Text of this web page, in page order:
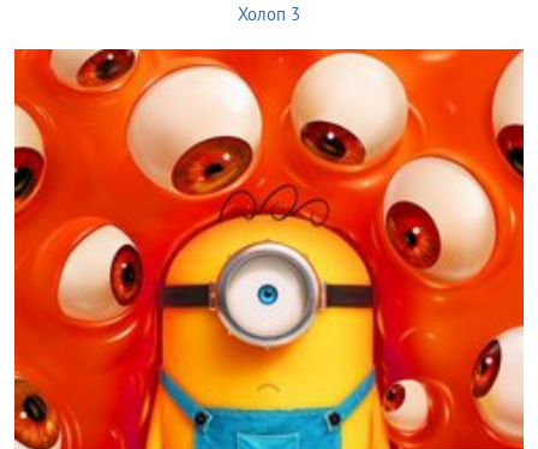
Холоп 3